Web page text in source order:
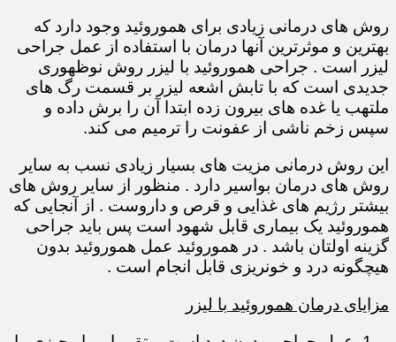
روش های درمانی زیادی برای هموروئید وجود دارد که
بهترین و موثرترین آنها درمان با استفاده از عمل جراحی
لیزر است . جراحی هموروئید با لیزر روش نوظهوری
جدیدی است که با تابش اشعه لیزر بر قسمت رگ های
ملتهب یا غده های بیرون زده ابتدا آن را برش داده و
سپس زخم ناشی از عفونت را ترمیم می کند.
این روش درمانی مزیت های بسیار زیادی نسب به سایر
روش های درمان بواسیر دارد . منظور از سایر روش های
بیشتر رژیم های غذایی و قرص و داروست . از آنجایی که
هموروئید یک بیماری قابل شهود است پس باید جراحی
گزینه اولتان باشد . در هموروئید عمل هموروئید بدون
هیچگونه درد و خونریزی قابل انجام است .
مزایای درمان هموروئید با لیزر